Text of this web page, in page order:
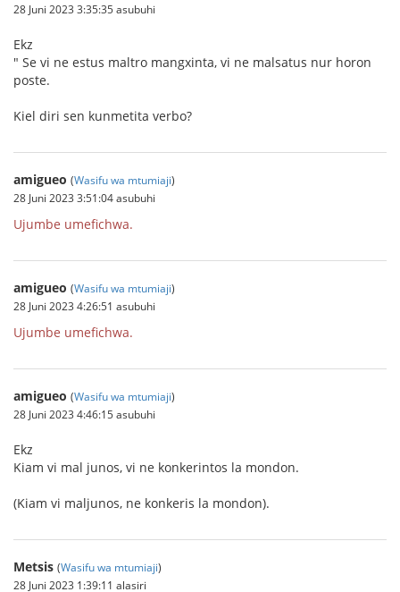
28 Juni 2023 3:35:35 asubuhi
Ekz
" Se vi ne estus maltro mangxinta, vi ne malsatus nur horon
poste.
Kiel diri sen kunmetita verbo?
amigueo (Wasifu wa mtumiaji)
28 Juni 2023 3:51:04 asubuhi
Ujumbe umefichwa.
amigueo (Wasifu wa mtumiaji)
28 Juni 2023 4:26:51 asubuhi
Ujumbe umefichwa.
amigueo (Wasifu wa mtumiaji)
28 Juni 2023 4:46:15 asubuhi
Ekz
Kiam vi mal junos, vi ne konkerintos la mondon.
(Kiam vi maljunos, ne konkeris la mondon).
Metsis (Wasifu wa mtumiaji)
28 Juni 2023 1:39:11 alasiri